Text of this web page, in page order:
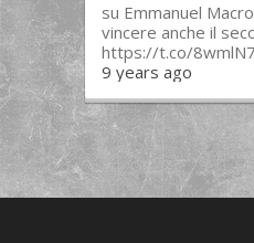
su Emmanuel
vincere anche il
https://t.co/
9 years ago